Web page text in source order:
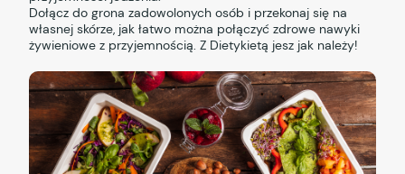
Dołącz do grona zadowolonych osób i przekonaj się na
własnej skórze, jak łatwo można połączyć zdrowe nawyki
żywieniowe z przyjemnością. Z Dietykietą jesz jak należy!